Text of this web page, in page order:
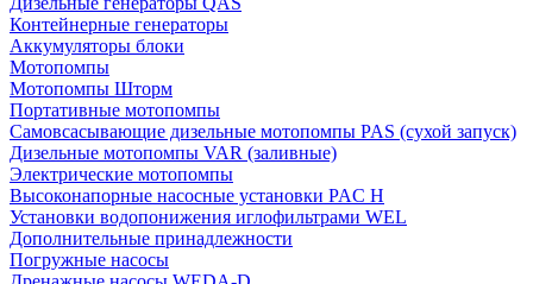
Контейнерные генераторы
Аккумуляторы блоки
Мотопомпы
Мотопомпы Шторм
Портативные мотопомпы
Самовсасывающие дизельные мотопомпы PAS (сухой запуск)
Дизельные мотопомпы VAR (заливные)
Электрические мотопомпы
Высоконапорные насосные установки PAC H
Установки водопонижения иглофильтрами WEL
Дополнительные принадлежности
Погружные насосы